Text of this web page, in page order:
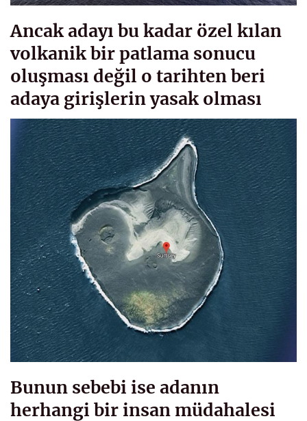
Ancak adayı bu kadar özel kılan
volkanik bir patlama sonucu
oluşması değil o tarihten beri
adaya girişlerin yasak olması
Bunun sebebi ise adanın
herhangi bir insan müdahalesi